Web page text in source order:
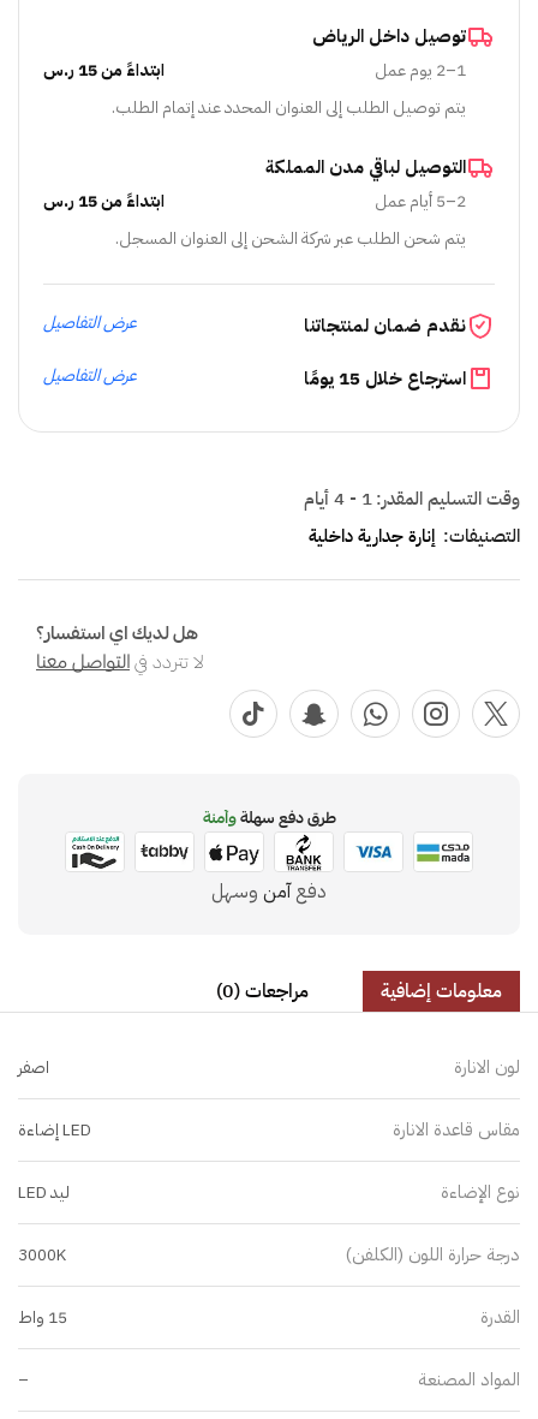
توصيل داخل الرياض
1–2 يوم عمل
ابتداءً من 15 ر.س
يتم توصيل الطلب إلى العنوان المحدد عند إتمام الطلب.
التوصيل لباقي مدن المملكة
2–5 أيام عمل
ابتداءً من 15 ر.س
يتم شحن الطلب عبر شركة الشحن إلى العنوان المسجل.
نقدم ضمان لمنتجاتنا عرض التفاصيل
استرجاع خلال 15 يومًا عرض التفاصيل
وقت التسليم المقدر:1 - 4 أيام
التصنيفات: إنارة جدارية داخلية
هل لديك اي استفسار؟
لا تتردد فيالتواصل معنا
طرق دفع سهلةوآمنة
دفعآمن وسهل
معلومات إضافية مراجعات (0)
لون الانارة اصفر
مقاس قاعدة الانارة LED إضاءة
نوع الإضاءة ليد LED
درجة حرارة اللون (الكلفن) 3000K
القدرة 15 واط
المواد المصنعة –